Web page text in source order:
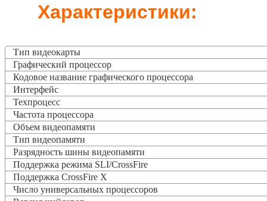
Характеристики:
Тип видеокарты
Графический процессор
Кодовое название графического процессора
Интерфейс
Техпроцесс
Частота процессора
Объем видеопамяти
Тип видеопамяти
Разрядность шины видеопамяти
Поддержка режима SLI/CrossFire
Поддержка CrossFire X
Число универсальных процессоров